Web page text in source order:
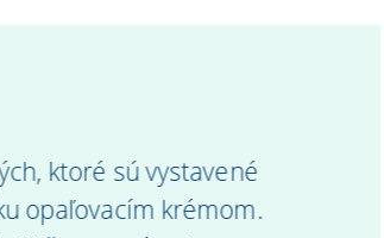
ktoré sú vystavené
opaľovacím krémom.